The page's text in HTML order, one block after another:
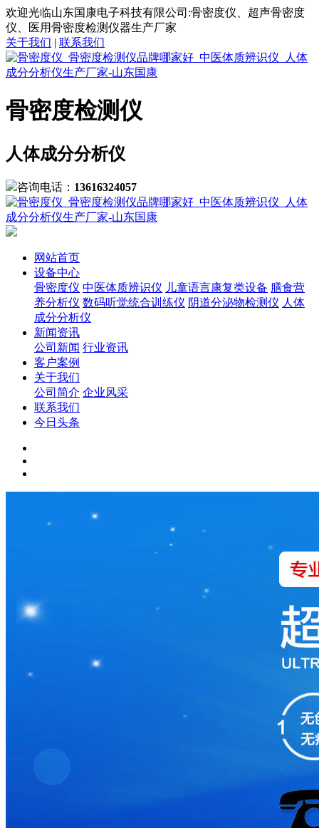
欢迎光临山东国康电子科技有限公司:骨密度仪、超声骨密度
仪、医用骨密度检测仪器生产厂家
关于我们 | 联系我们
骨密度检测仪
人体成分分析仪
咨询电话： 13616324057
网站首页
设备中心
骨密度仪 中医体质辨识仪 儿童语言康复类设备 膳食营
养分析仪 数码听觉统合训练仪 阴道分泌物检测仪 人体
成分分析仪
新闻资讯
公司新闻 行业资讯
客户案例
关于我们
公司简介 企业风采
联系我们
今日头条